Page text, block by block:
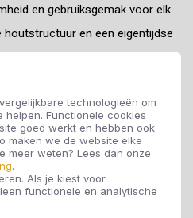
technologieën om
helpen. Functionele cookies
goed werkt en hebben ook
maken we de website elke
meer weten? Lees dan onze
.
Als je kiest voor
functionele en analytische
en gebruiksgemak voor elk
en een eigentijdse
een warme en moderne sfeer
van een sterke toplaag
en langdurige
ideaal is voor drukbezochte
is de Floorlife
zonder dat er lijm nodig is. Dit